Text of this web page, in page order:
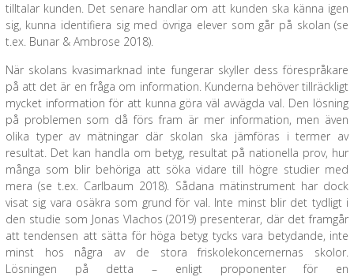
tilltalar kunden. Det senare handlar om att kunden ska känna igen
sig, kunna identifiera sig med övriga elever som går på skolan (se
t.ex. Bunar & Ambrose 2018).
När skolans kvasimarknad inte fungerar skyller dess förespråkare
på att det är en fråga om information. Kunderna behöver tillräckligt
mycket information för att kunna göra väl avvägda val. Den lösning
på problemen som då förs fram är mer information, men även
olika typer av mätningar där skolan ska jämföras i termer av
resultat. Det kan handla om betyg, resultat på nationella prov, hur
många som blir behöriga att söka vidare till högre studier med
mera (se t.ex. Carlbaum 2018). Sådana mätinstrument har dock
visat sig vara osäkra som grund för val. Inte minst blir det tydligt i
den studie som Jonas Vlachos (2019) presenterar, där det framgår
att tendensen att sätta för höga betyg tycks vara betydande, inte
minst hos några av de stora friskolekoncernernas skolor.
Lösningen på detta – enligt proponenter för en